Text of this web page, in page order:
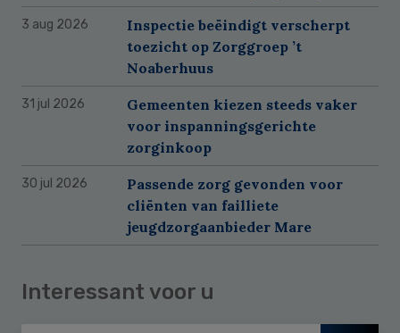
3 aug 2026
Inspectie beëindigt verscherpt
toezicht op Zorggroep ’t
Noaberhuus
31 jul 2026
Gemeenten kiezen steeds vaker
voor inspanningsgerichte
zorginkoop
30 jul 2026
Passende zorg gevonden voor
cliënten van failliete
jeugdzorgaanbieder Mare
Interessant voor u